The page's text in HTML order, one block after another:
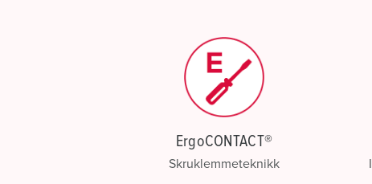
ErgoCONTACT®
Skruklemmeteknikk